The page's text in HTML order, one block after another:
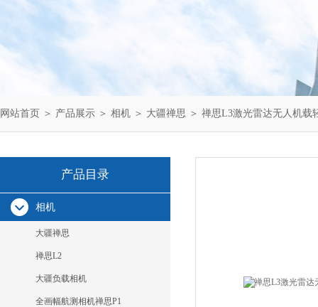
网站首页 ＞ 产品展示 ＞ 相机 ＞ 大疆禅思 ＞ 禅思L3激光雷达无人机载
产品目录
相机
大疆禅思
禅思L2
大疆负载相机
全画幅航测相机禅思P1